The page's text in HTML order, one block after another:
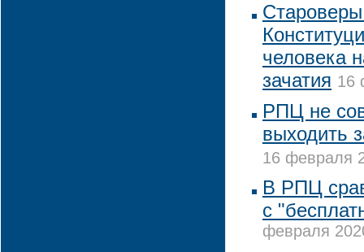
человека
зачатия 16
РПЦ не
выходить
16 февраля
В РПЦ
с
февраля